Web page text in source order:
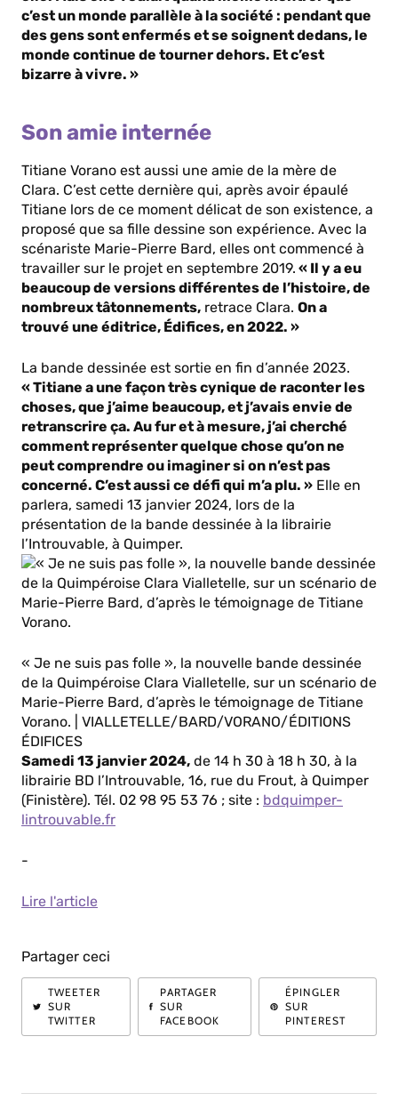
c’est un monde parallèle à la société : pendant que
des gens sont enfermés et se soignent dedans, le
monde continue de tourner dehors. Et c’est
bizarre à vivre. »
Son amie internée
Titiane Vorano est aussi une amie de la mère de
Clara. C’est cette dernière qui, après avoir épaulé
Titiane lors de ce moment délicat de son existence, a
proposé que sa fille dessine son expérience. Avec la
scénariste Marie-Pierre Bard, elles ont commencé à
travailler sur le projet en septembre 2019. « Il y a eu
beaucoup de versions différentes de l’histoire, de
nombreux tâtonnements, retrace Clara. On a
trouvé une éditrice, Édifices, en 2022. »
La bande dessinée est sortie en fin d’année 2023.
« Titiane a une façon très cynique de raconter les
choses, que j’aime beaucoup, et j’avais envie de
retranscrire ça. Au fur et à mesure, j’ai cherché
comment représenter quelque chose qu’on ne
peut comprendre ou imaginer si on n’est pas
concerné. C’est aussi ce défi qui m’a plu. » Elle en
parlera, samedi 13 janvier 2024, lors de la
présentation de la bande dessinée à la librairie
l’Introuvable, à Quimper.
« Je ne suis pas folle », la nouvelle bande dessinée
de la Quimpéroise Clara Vialletelle, sur un scénario de
Marie-Pierre Bard, d’après le témoignage de Titiane
Vorano. | VIALLETELLE/BARD/VORANO/ÉDITIONS
ÉDIFICES
Samedi 13 janvier 2024, de 14 h 30 à 18 h 30, à la
librairie BD l’Introuvable, 16, rue du Frout, à Quimper
(Finistère). Tél. 02 98 95 53 76 ; site : bdquimper-
lintrouvable.fr
-
Lire l'article
Partager ceci
TWEETER
SUR
TWITTER
PARTAGER
SUR
FACEBOOK
ÉPINGLER
SUR
PINTEREST